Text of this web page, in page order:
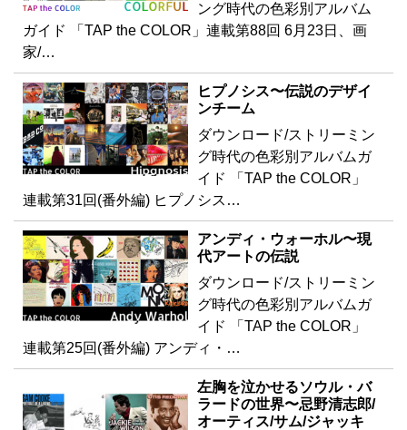
ング時代の色彩別アルバム
ガイド 「TAP the COLOR」連載第88回 6月23日、画
家/…
ヒプノシス〜伝説のデザイ
ンチーム
ダウンロード/ストリーミン
グ時代の色彩別アルバムガ
イド 「TAP the COLOR」
連載第31回(番外編) ヒプノシス…
アンディ・ウォーホル〜現
代アートの伝説
ダウンロード/ストリーミン
グ時代の色彩別アルバムガ
イド 「TAP the COLOR」
連載第25回(番外編) アンディ・…
左胸を泣かせるソウル・バ
ラードの世界〜忌野清志郎/
オーティス/サム/ジャッキ